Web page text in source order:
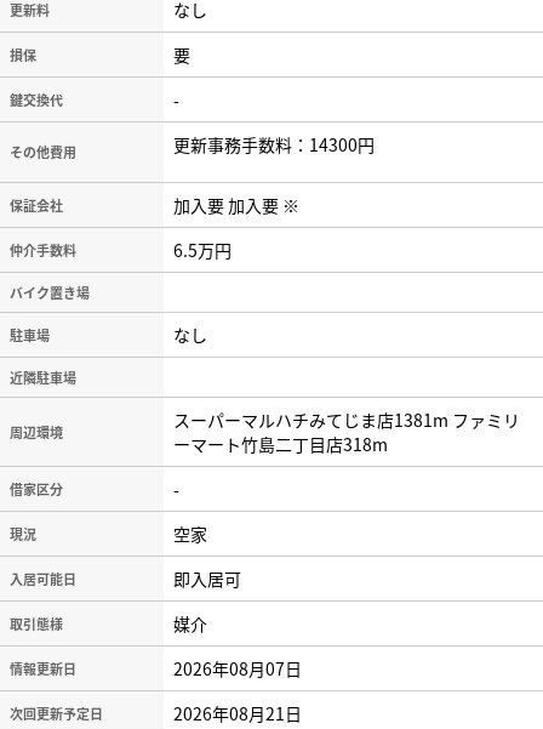
更新料 なし
損保 要
鍵交換代 -
その他費用 更新事務手数料：14300円
保証会社 加入要 加入要 ※
仲介手数料 6.5万円
バイク置き場
駐車場 なし
近隣駐車場
周辺環境
スーパーマルハチみてじま店1381m ファミリ
ーマート竹島二丁目店318m
借家区分 -
現況 空家
入居可能日 即入居可
取引態様 媒介
情報更新日 2026年08月07日
次回更新予定日 2026年08月21日